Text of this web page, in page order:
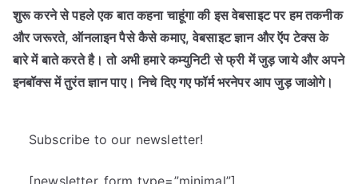
शुरू करने से पहले एक बात कहना चाहूंगा की इस वेबसाइट पर हम तकनीक
और जरूरते, ऑनलाइन पैसे कैसे कमाए, वेबसाइट ज्ञान और ऍप टेक्स के
बारे में बाते करते है। तो अभी हमारे कम्युनिटी से फ्री में जुड़ जाये और अपने
इनबॉक्स में तुरंत ज्ञान पाए। निचे दिए गए फॉर्म भरनेपर आप जुड़ जाओगे।
Subscribe to our newsletter!
[newsletter_form type=”minimal”]